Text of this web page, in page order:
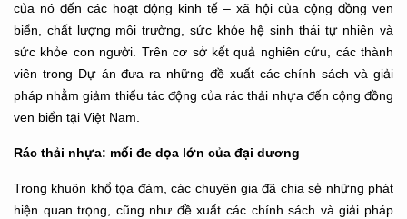
của nó đến các hoạt động kinh tế – xã hội của cộng đồng ven
biển, chất lượng môi trường, sức khỏe hệ sinh thái tự nhiên và
sức khỏe con người. Trên cơ sở kết quả nghiên cứu, các thành
viên trong Dự án đưa ra những đề xuất các chính sách và giải
pháp nhằm giảm thiểu tác động của rác thải nhựa đến cộng đồng
ven biển tại Việt Nam.
Rác thải nhựa: mối đe dọa lớn của đại dương
Trong khuôn khổ tọa đàm, các chuyên gia đã chia sẻ những phát
hiện quan trọng, cũng như đề xuất các chính sách và giải pháp